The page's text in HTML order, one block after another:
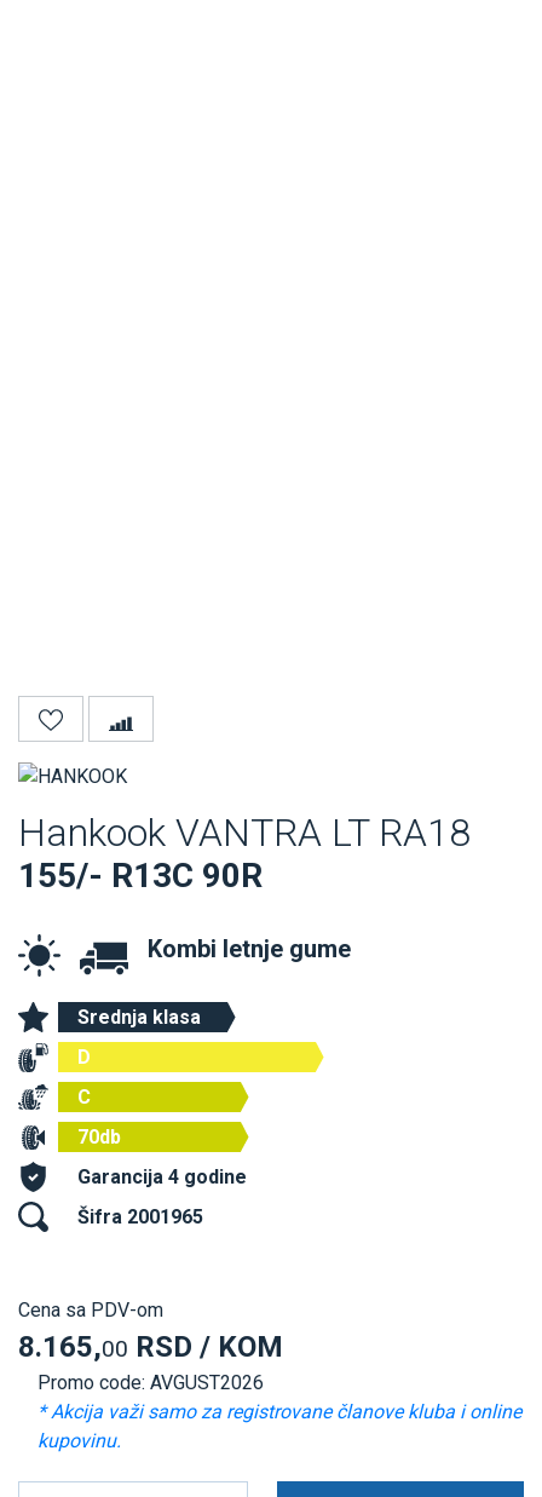
Hankook VANTRA LT RA18
155/- R13C 90R
Kombi letnje gume
Srednja klasa
D
C
70db
Garancija 4 godine
Šifra 2001965
Cena sa PDV-om
8.165,00 RSD / KOM
Promo code: AVGUST2026
* Akcija važi samo za registrovane članove kluba i online
kupovinu.